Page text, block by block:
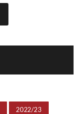
2022/23